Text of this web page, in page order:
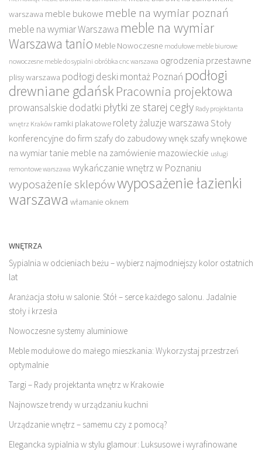
warszawa meble bukowe meble na wymiar poznań
meble na wymiar Warszawa meble na wymiar
Warszawa tanio Meble Nowoczesne modułowe meble biurowe
nowoczesne meble do sypialni obróbka cnc warszawa ogrodzenia przestawne
plisy warszawa podłogi deski montaż Poznań podłogi
drewniane gdańskPracownia projektowa
prowansalskie dodatki płytki ze starej cegły Rady projektanta
wnętrz Kraków ramki plakatowe rolety żaluzje warszawa Stoły
konferencyjne do firm szafy do zabudowy wnęk szafy wnękowe
na wymiar tanie meble na zamówienie mazowieckie usługi
remontowe warszawa wykańczanie wnętrz w Poznaniu
wyposażenie sklepówwyposażenie łazienki
warszawa włamanie oknem
WNĘTRZA
Sypialnia w odcieniach beżu – wybierz najmodniejszy kolor ostatnich
lat
Aranżacja stołu w salonie. Stół – serce każdego salonu. Jadalnie
stoły i krzesła
Nowoczesne systemy aluminiowe
Meble modułowe do małego mieszkania: Wykorzystaj przestrzeń
optymalnie
Targi – Rady projektanta wnętrz w Krakowie
Najnowsze trendy w urządzaniu kuchni
Urządzanie wnętrz – samemu czy z pomocą?
Elegancka sypialnia w stylu glamour: Luksusowe i wyrafinowane